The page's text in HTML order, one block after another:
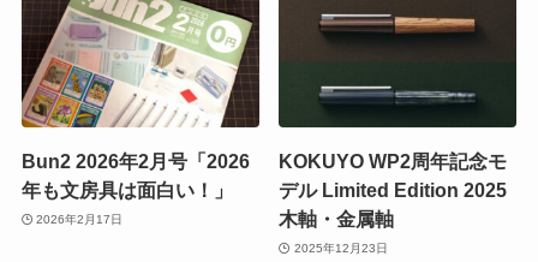
Bun2 2026年2月号「2026
年も文房具は面白い！」
2026年2月17日
KOKUYO WP2周年記念モ
デル Limited Edition 2025
木軸・金属軸
2025年12月23日